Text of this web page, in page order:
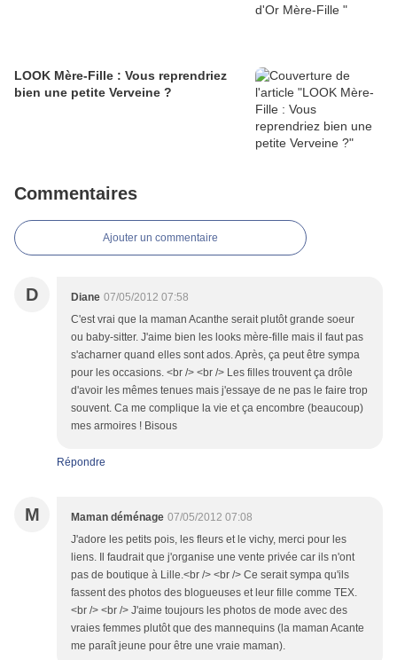
LOOK Mère-Fille : Vous reprendriez
bien une petite Verveine ?
Commentaires
Ajouter un commentaire
D Diane 07/05/2012 07:58
C'est vrai que la maman Acanthe serait plutôt grande soeur
ou baby-sitter. J'aime bien les looks mère-fille mais il faut pas
s'acharner quand elles sont ados. Après, ça peut être sympa
pour les occasions. <br /> <br /> Les filles trouvent ça drôle
d'avoir les mêmes tenues mais j'essaye de ne pas le faire trop
souvent. Ca me complique la vie et ça encombre (beaucoup)
mes armoires ! Bisous
Répondre
M Maman déménage 07/05/2012 07:08
J'adore les petits pois, les fleurs et le vichy, merci pour les
liens. Il faudrait que j'organise une vente privée car ils n'ont
pas de boutique à Lille.<br /> <br /> Ce serait sympa qu'ils
fassent des photos des blogueuses et leur fille comme TEX.
<br /> <br /> J'aime toujours les photos de mode avec des
vraies femmes plutôt que des mannequins (la maman Acante
me paraît jeune pour être une vraie maman).